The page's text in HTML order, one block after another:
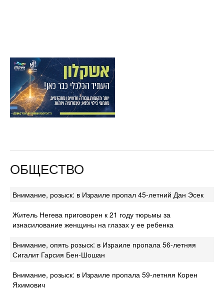
ОБЩЕСТВО
Внимание, розыск: в Израиле пропал 45-летний Дан Эсек
Житель Негева приговорен к 21 году тюрьмы за
изнасилование женщины на глазах у ее ребенка
Внимание, опять розыск: в Израиле пропала 56-летняя
Сигалит Гарсия Бен-Шошан
Внимание, розыск: в Израиле пропала 59-летняя Корен
Яхимович